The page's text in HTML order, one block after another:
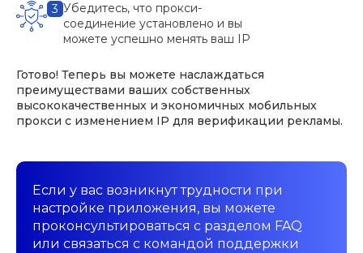
3 Убедитесь, что прокси-
соединение установлено и вы
можете успешно менять ваш IP
Готово! Теперь вы можете наслаждаться
преимуществами ваших собственных
высококачественных и экономичных мобильных
прокси с изменением IP для верификации рекламы.
Если у вас возникнут трудности при
настройке приложения, вы можете
проконсультироваться с разделом FAQ
или связаться с командой поддержки